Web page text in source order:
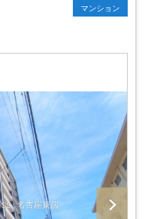
マンション